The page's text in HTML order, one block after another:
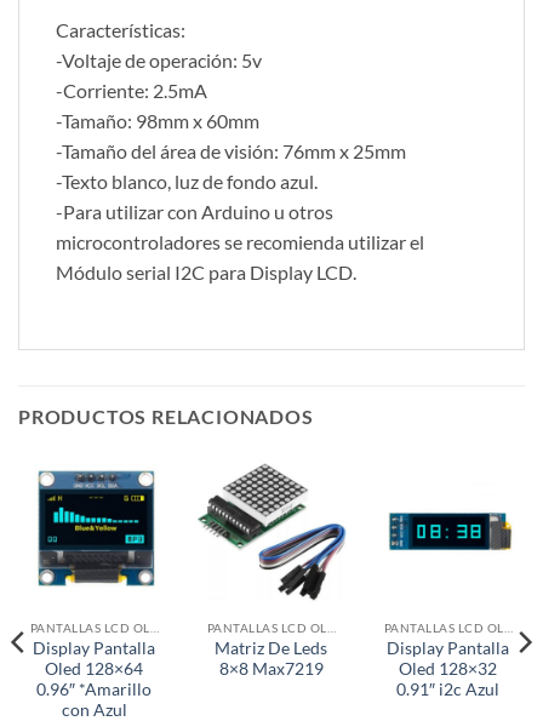
Características:
-Voltaje de operación: 5v
-Corriente: 2.5mA
-Tamaño: 98mm x 60mm
-Tamaño del área de visión: 76mm x 25mm
-Texto blanco, luz de fondo azul.
-Para utilizar con Arduino u otros
microcontroladores se recomienda utilizar el
Módulo serial I2C para Display LCD.
PRODUCTOS RELACIONADOS
Display Pantalla
Oled 128×64
0.96″ *Amarillo
con Azul
Matriz De Leds
8×8 Max7219
Display Pantalla
Oled 128×32
0.91″ i2c Azul